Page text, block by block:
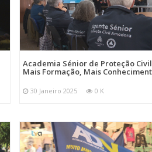
Academia Sénior de Proteção
Mais Formação, Mais
30 Janeiro 2025 0 K